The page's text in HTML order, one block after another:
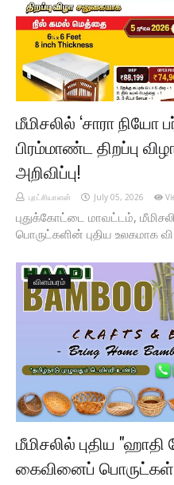
மீமிசலில் ‘சாரா நியோ
பிரம்மாண்ட திறப்பு
அறிவிப்பு!
புரட்சியாளன் July 05, 2026
புதுக்கோட்டை மாவட்டம்,
பொருட்களின் புதிய உலகமாக
விளம்பரம்
மீமிசலில் புதிய
கைவினைப்